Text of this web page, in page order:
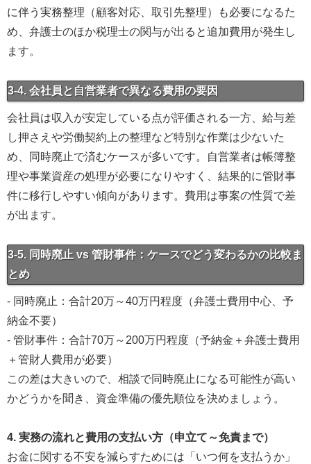
に伴う実務整理（顧客対応、取引先整理）も必要になるた
め、弁護士のほか税理士の関与が出ると追加費用が発生し
ます。
3-4. 会社員と自営業者で異なる費用の要因
会社員は収入が安定している点が評価される一方、給与差
し押さえや労働契約上の整理など特別な作業は少ないた
め、同時廃止で済むケースが多いです。自営業者は帳簿整
理や事業資産の処理が必要になりやすく、結果的に管財事
件に移行しやすい傾向があります。費用は事案の性質で差
が出ます。
3-5. 同時廃止 vs 管財事件：ケースでどう変わるかの比較ま
とめ
- 同時廃止：合計20万～40万円程度（弁護士費用中心、予
納金不要）
- 管財事件：合計70万～200万円程度（予納金＋弁護士費用
＋管財人費用が必要）
この差は大きいので、相談で同時廃止になる可能性が高い
かどうかを聞き、資金準備の優先順位を決めましょう。
4. 実務の流れと費用の支払い方（申立て～免責まで）
お金に関する不安を減らすためには「いつ何を支払うか」